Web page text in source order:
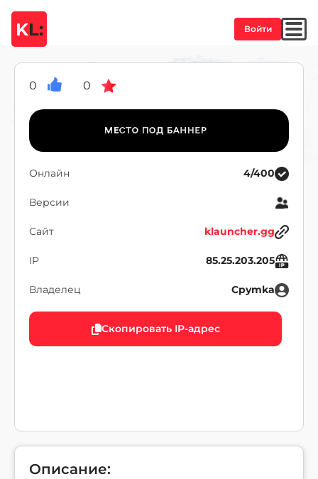
KL: Войти
0 0
Онлайн 4/400
Версии
Сайт klauncher.gg
IP 85.25.203.205
Владелец Cpymka
Скопировать IP-адрес
Описание: